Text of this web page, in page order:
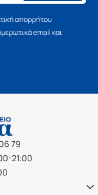
απορρήτου
email και
79
21:00